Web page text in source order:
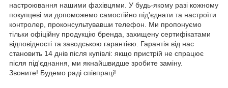
настроювання нашими фахівцями. У будь-якому разі кожному
покупцеві ми допоможемо самостійно під'єднати та настроїти
контролер, проконсультувавши телефон. Ми пропонуємо
тільки офіційну продукцію бренда, захищену сертифікатами
відповідності та заводською гарантією. Гарантія від нас
становить 14 днів після купівлі: якщо пристрій не спрацює
після під'єднання, ми якнайшвидше зробите заміну.
Звоните! Будемо раді співпраці!